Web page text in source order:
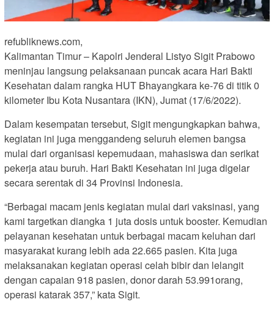
refubliknews.com,
Kalimantan Timur – Kapolri Jenderal Listyo Sigit Prabowo
meninjau langsung pelaksanaan puncak acara Hari Bakti
Kesehatan dalam rangka HUT Bhayangkara ke-76 di titik 0
kilometer Ibu Kota Nusantara (IKN), Jumat (17/6/2022).
Dalam kesempatan tersebut, Sigit mengungkapkan bahwa,
kegiatan ini juga menggandeng seluruh elemen bangsa
mulai dari organisasi kepemudaan, mahasiswa dan serikat
pekerja atau buruh. Hari Bakti Kesehatan ini juga digelar
secara serentak di 34 Provinsi Indonesia.
“Berbagai macam jenis kegiatan mulai dari vaksinasi, yang
kami targetkan diangka 1 juta dosis untuk booster. Kemudian
pelayanan kesehatan untuk berbagai macam keluhan dari
masyarakat kurang lebih ada 22.665 pasien. Kita juga
melaksanakan kegiatan operasi celah bibir dan lelangit
dengan capaian 918 pasien, donor darah 53.991orang,
operasi katarak 357,” kata Sigit.